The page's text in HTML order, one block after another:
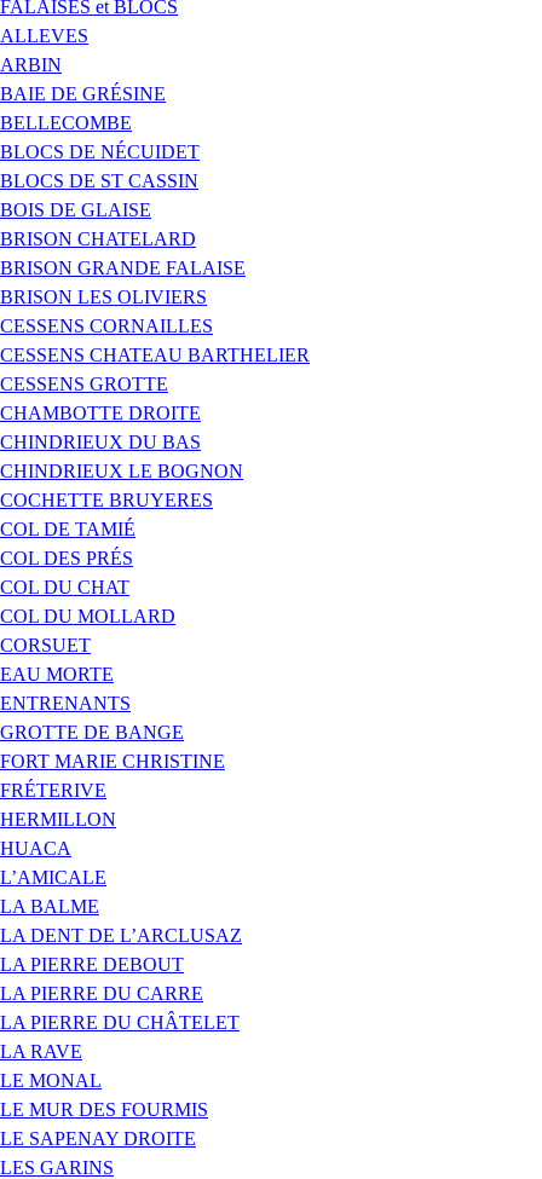
FALAISES et BLOCS
ALLEVES
ARBIN
BAIE DE GRÉSINE
BELLECOMBE
BLOCS DE NÉCUIDET
BLOCS DE ST CASSIN
BOIS DE GLAISE
BRISON CHATELARD
BRISON GRANDE FALAISE
BRISON LES OLIVIERS
CESSENS CORNAILLES
CESSENS CHATEAU BARTHELIER
CESSENS GROTTE
CHAMBOTTE DROITE
CHINDRIEUX DU BAS
CHINDRIEUX LE BOGNON
COCHETTE BRUYERES
COL DE TAMIÉ
COL DES PRÉS
COL DU CHAT
COL DU MOLLARD
CORSUET
EAU MORTE
ENTRENANTS
GROTTE DE BANGE
FORT MARIE CHRISTINE
FRÉTERIVE
HERMILLON
HUACA
L’AMICALE
LA BALME
LA DENT DE L’ARCLUSAZ
LA PIERRE DEBOUT
LA PIERRE DU CARRE
LA PIERRE DU CHÂTELET
LA RAVE
LE MONAL
LE MUR DES FOURMIS
LE SAPENAY DROITE
LES GARINS